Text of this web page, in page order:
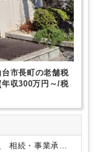
市長町の老舗税
収300万円～/税